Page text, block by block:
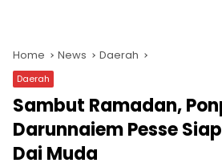
Home News Daerah
Daerah
Sambut Ramadan,
Darunnaiem Pesse
Dai Muda